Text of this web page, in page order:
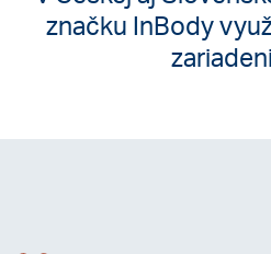
značku InBody